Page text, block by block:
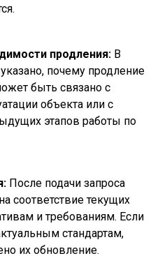
продления: В
почему продление
быть связано с
объекта или с
этапов работы по
После подачи запроса
соответствие текущих
и требованиям. Если
стандартам,
их обновление.